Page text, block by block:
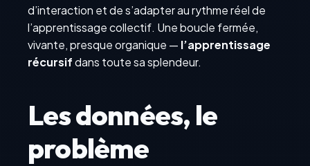
d’interaction et de s’adapter au rythme réel de
l’apprentissage collectif. Une boucle fermée,
vivante, presque organique — l’apprentissage
récursifdans toute sa splendeur.
Les données, le
problème